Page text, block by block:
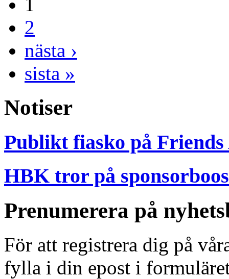
1
2
nästa ›
sista »
Notiser
Publikt fiasko på Friends
HBK tror på
Prenumerera på
För att registrera dig på
fylla i din epost i